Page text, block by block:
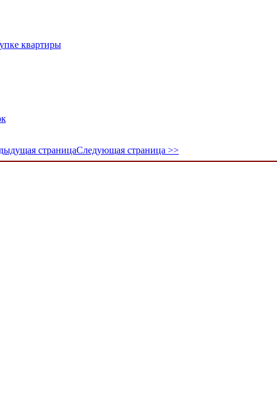
квартиры
страницаСледующая страница >>